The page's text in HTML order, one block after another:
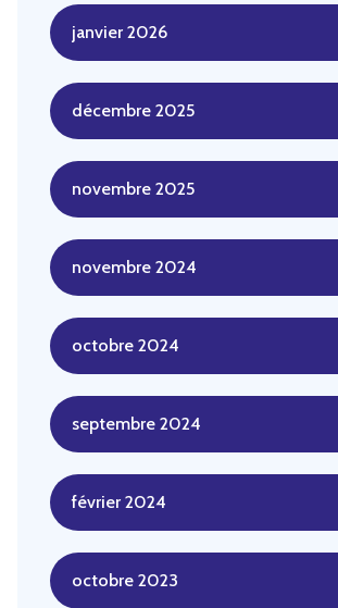
janvier 2026
décembre 2025
novembre 2025
novembre 2024
octobre 2024
septembre 2024
février 2024
octobre 2023